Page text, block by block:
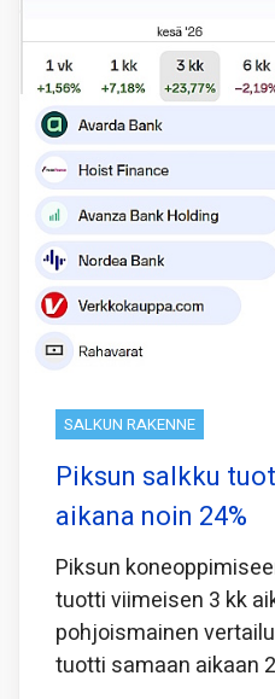
SALKUN RAKENNE
Piksun salkku
aikana noin 24%
Piksun
tuotti viimeisen 3 kk
pohjoismainen
tuotti samaan aikaan